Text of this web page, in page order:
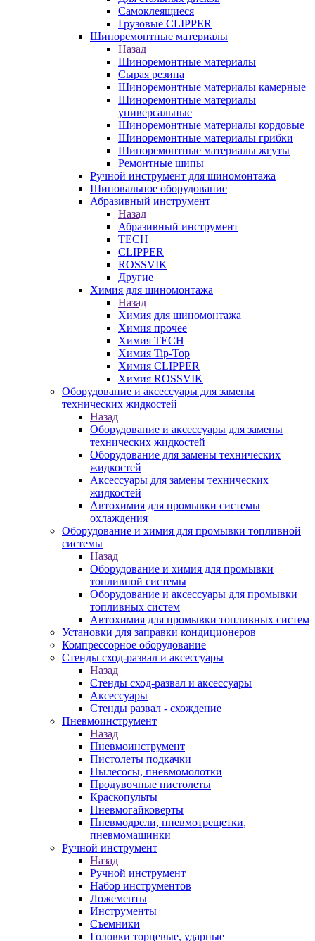
Самоклеящиеся
Грузовые CLIPPER
Шиноремонтные материалы
Назад
Шиноремонтные материалы
Сырая резина
Шиноремонтные материалы камерные
Шиноремонтные материалы
универсальные
Шиноремонтные материалы кордовые
Шиноремонтные материалы грибки
Шиноремонтные материалы жгуты
Ремонтные шипы
Ручной инструмент для шиномонтажа
Шиповальное оборудование
Абразивный инструмент
Назад
Абразивный инструмент
TECH
CLIPPER
ROSSVIK
Другие
Химия для шиномонтажа
Назад
Химия для шиномонтажа
Химия прочее
Химия TECH
Химия Tip-Top
Химия CLIPPER
Химия ROSSVIK
Оборудование и аксессуары для замены
технических жидкостей
Назад
Оборудование и аксессуары для замены
технических жидкостей
Оборудование для замены технических
жидкостей
Аксессуары для замены технических
жидкостей
Автохимия для промывки системы
охлаждения
Оборудование и химия для промывки топливной
системы
Назад
Оборудование и химия для промывки
топливной системы
Оборудование и аксессуары для промывки
топливных систем
Автохимия для промывки топливных систем
Установки для заправки кондиционеров
Компрессорное оборудование
Стенды сход-развал и аксессуары
Назад
Стенды сход-развал и аксессуары
Аксессуары
Стенды развал - схождение
Пневмоинструмент
Назад
Пневмоинструмент
Пистолеты подкачки
Пылесосы, пневмомолотки
Продувочные пистолеты
Краскопульты
Пневмогайковерты
Пневмодрели, пневмотрещетки,
пневмомашинки
Ручной инструмент
Назад
Ручной инструмент
Набор инструментов
Ложементы
Инструменты
Съемники
Головки торцевые, ударные